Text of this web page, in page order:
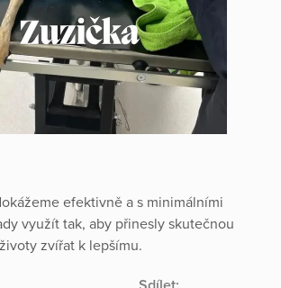
efektivně a s minimálními
využít tak, aby přinesly skutečnou
zvířat k lepšímu.